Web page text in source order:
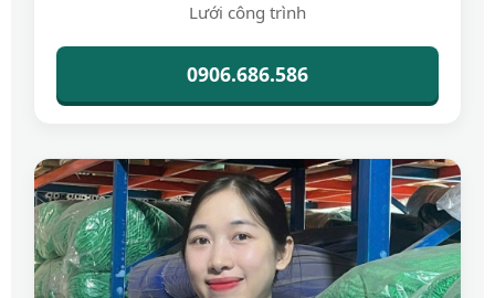
Lưới công trình
0906.686.586